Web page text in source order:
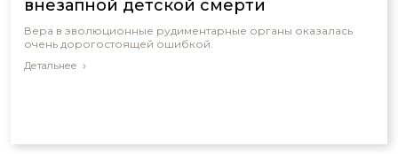
внезапной детской смерти
Вера в эволюционные рудиментарные органы оказалась
очень дорогостоящей ошибкой.
Детальнее